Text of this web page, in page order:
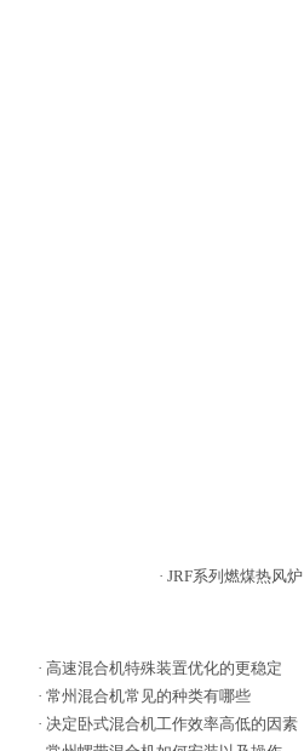
· JRF系列燃煤热风炉
· 高速混合机特殊装置优化的更稳定
· 常州混合机常见的种类有哪些
· 决定卧式混合机工作效率高低的因素